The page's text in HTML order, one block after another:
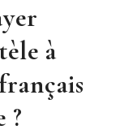
à
?